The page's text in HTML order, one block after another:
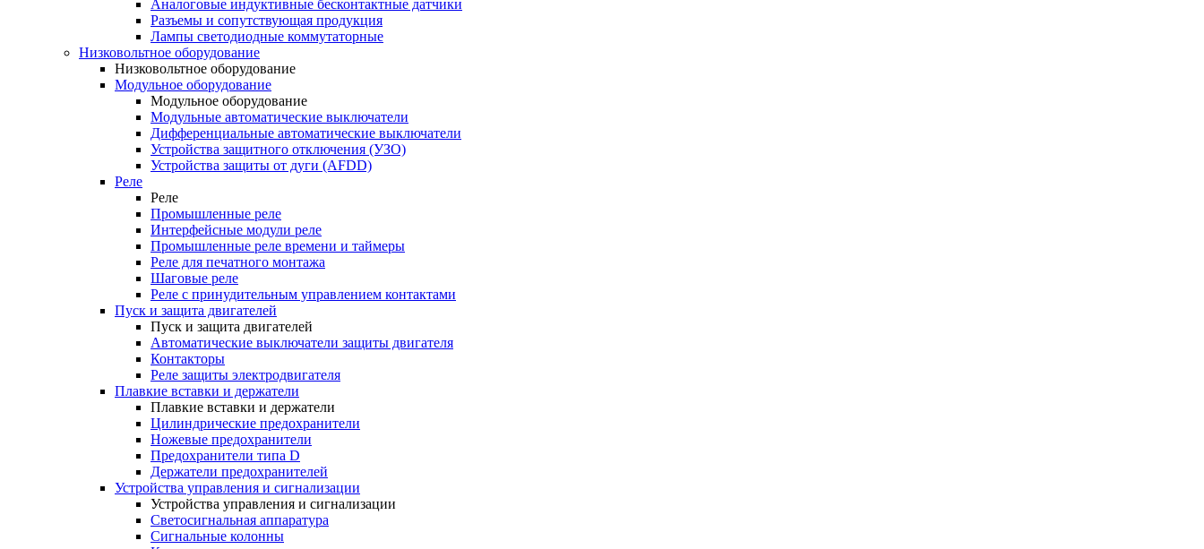
Аналоговые индуктивные бесконтактные датчики
Разъемы и сопутствующая продукция
Лампы светодиодные коммутаторные
Низковольтное оборудование
Низковольтное оборудование
Модульное оборудование
Модульное оборудование
Модульные автоматические выключатели
Дифференциальные автоматические выключатели
Устройства защитного отключения (УЗО)
Устройства защиты от дуги (AFDD)
Реле
Реле
Промышленные реле
Интерфейсные модули реле
Промышленные реле времени и таймеры
Реле для печатного монтажа
Шаговые реле
Реле с принудительным управлением контактами
Пуск и защита двигателей
Пуск и защита двигателей
Автоматические выключатели защиты двигателя
Контакторы
Реле защиты электродвигателя
Плавкие вставки и держатели
Плавкие вставки и держатели
Цилиндрические предохранители
Ножевые предохранители
Предохранители типа D
Держатели предохранителей
Устройства управления и сигнализации
Устройства управления и сигнализации
Светосигнальная аппаратура
Сигнальные колонны